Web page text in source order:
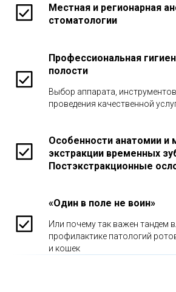
Местная и регионарная
стоматологии
Профессиональная
полости
Выбор аппарата,
проведения качественной
Особенности анатомии и
экстракции временных
Постэкстракционные
«Один в поле не воин»
Или почему так важен тандем
профилактике патологий
и кошек